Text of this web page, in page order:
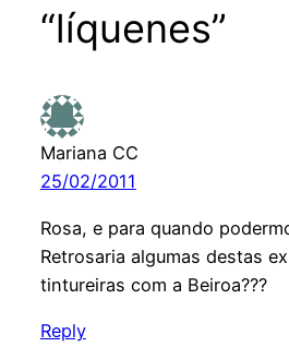
“líquenes”
Mariana CC
25/02/2011
Rosa, e para quando
Retrosaria algumas destas
tintureiras com a Beiroa???
Reply